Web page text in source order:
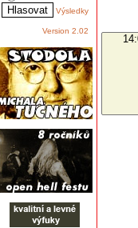
Výsledky
Version 2.02